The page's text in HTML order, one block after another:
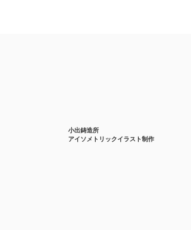
小出鋳造所
アイソメトリックイラスト制作